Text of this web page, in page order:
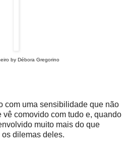
by Débora Gregorino
com uma sensibilidade que não
vê comovido com tudo e, quando
muito mais do que
dilemas deles.